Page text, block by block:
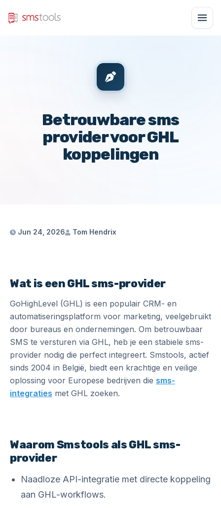
Betrouwbare sms
provider voor GHL
koppelingen
Jun 24, 2026 Tom Hendrix
Wat is een GHL sms-provider
GoHighLevel (GHL) is een populair CRM- en
automatiseringsplatform voor marketing, veelgebruikt
door bureaus en ondernemingen. Om betrouwbaar
SMS te versturen via GHL, heb je een stabiele sms-
provider nodig die perfect integreert. Smstools, actief
sinds 2004 in België, biedt een krachtige en veilige
oplossing voor Europese bedrijven die sms-
integraties met GHL zoeken.
Waarom Smstools als GHL sms-
provider
Naadloze API-integratie met directe koppeling
aan GHL-workflows.